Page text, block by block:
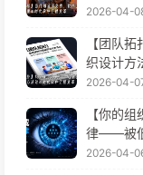
2026-04-
【团队
织设计方
2026-04-
【你的
律——被
程变革——
2026-04-